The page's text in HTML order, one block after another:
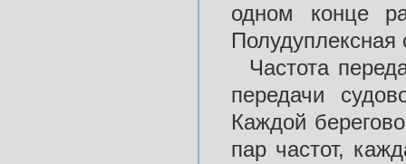
одном конце
Полудуплексная
Частота
передачи
Каждой
пар частот,